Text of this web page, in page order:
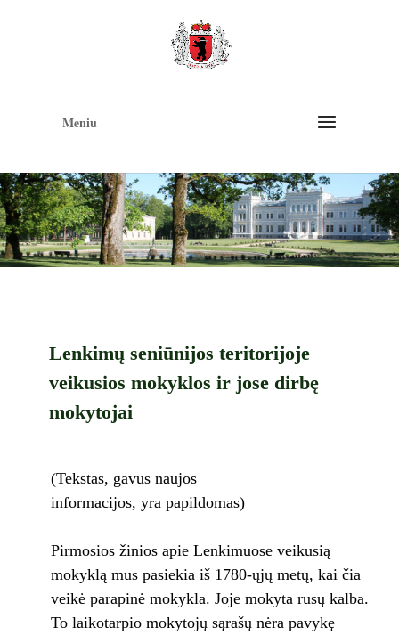
Meniu
Lenkimų seniūnijos teritorijoje
veikusios mokyklos ir jose dirbę
mokytojai
(Tekstas, gavus naujos
informacijos, yra papildomas)
Pirmosios žinios apie Lenkimuose veikusią
mokyklą mus pasiekia iš 1780-ųjų metų, kai čia
veikė parapinė mokykla. Joje mokyta rusų kalba.
To laikotarpio mokytojų sąrašų nėra pavykę